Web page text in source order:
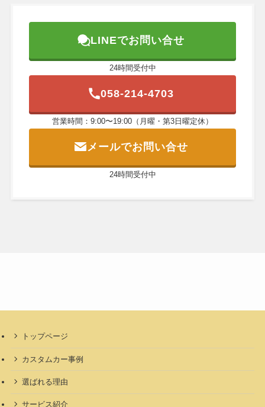
LINEでお問い合せ
24時間受付中
058-214-4703
営業時間：9:00〜19:00（月曜・第3日曜定休）
メールでお問い合せ
24時間受付中
トップページ
カスタムカー事例
選ばれる理由
サービス紹介